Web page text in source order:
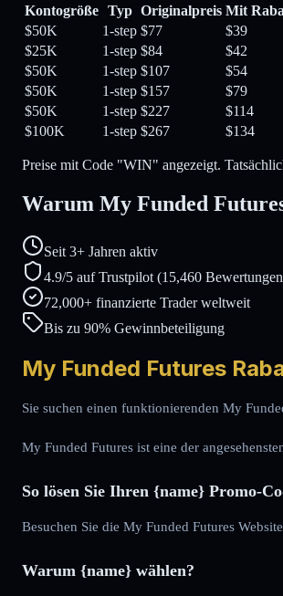
Kontogröße Typ Originalpreis Mit
$50K
1-step $77 $39
$25K
1-step $84 $42
$50K
1-step $107 $54
$50K
1-step $157 $79
$50K
1-step $227 $114
$100K
1-step $267 $134
Preise mit Code "WIN" angezeigt.
Warum My Funded
Seit 3+ Jahren aktiv
4.9/5 auf Trustpilot (15,460
72,000+ finanzierte Trader weltweit
Bis zu 90% Gewinnbeteiligung
My Funded Futures
Sie suchen einen funktionierenden My
My Funded Futures ist eine der
So lösen Sie Ihren {name} Promo-
Besuchen Sie die My Funded Futures
Warum {name} wählen?